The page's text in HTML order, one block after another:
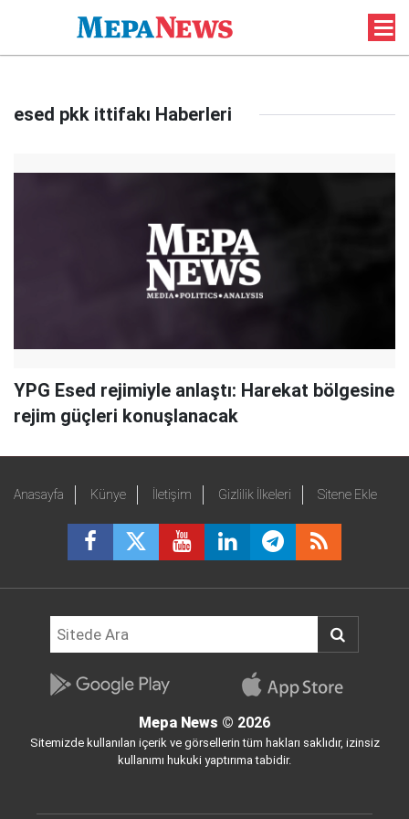
esed pkk ittifakı Haberleri
YPG Esed rejimiyle anlaştı: Harekat bölgesine
rejim güçleri konuşlanacak
Anasayfa Künye İletişim Gizlilik İlkeleri Sitene Ekle
Mepa News © 2026
Sitemizde kullanılan içerik ve görsellerin tüm hakları saklıdır, izinsiz
kullanımı hukuki yaptırıma tabidir.